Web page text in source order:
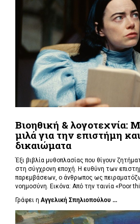
Βιοηθική & λογοτεχνία:
μιλά για την επιστήμη
δικαιώματα
Έξι βιβλία μυθοπλασίας που θίγουν
στη σύγχρονη εποχή. Η ευθύνη των
παρεμβάσεων, ο άνθρωπος ως
νοημοσύνη. Εικόνα: Από την ταινία «Poor
Γράφει η Αγγελική Σπηλιοπούλου ...